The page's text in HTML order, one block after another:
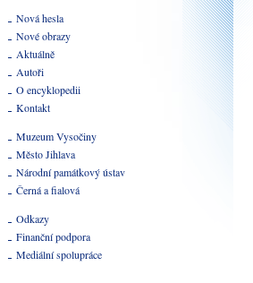
Nová hesla
Nové obrazy
Aktuálně
Autoři
O encyklopedii
Kontakt
Muzeum Vysočiny
Město Jihlava
Národní památkový ústav
Černá a fialová
Odkazy
Finanční podpora
Mediální spolupráce